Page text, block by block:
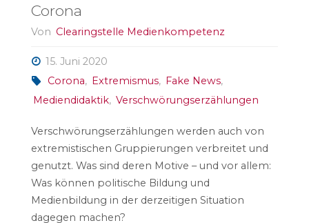
Corona
Von Clearingstelle Medienkompetenz
15. Juni 2020
Corona, Extremismus, Fake News,
Mediendidaktik, Verschwörungserzählungen
Verschwörungserzählungen werden auch von
extremistischen Gruppierungen verbreitet und
genutzt. Was sind deren Motive – und vor allem:
Was können politische Bildung und
Medienbildung in der derzeitigen Situation
dagegen machen?